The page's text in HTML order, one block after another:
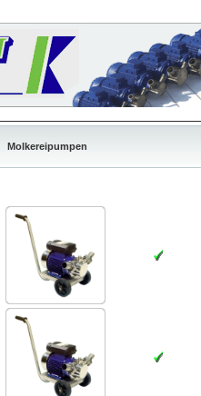
Molkereipumpen